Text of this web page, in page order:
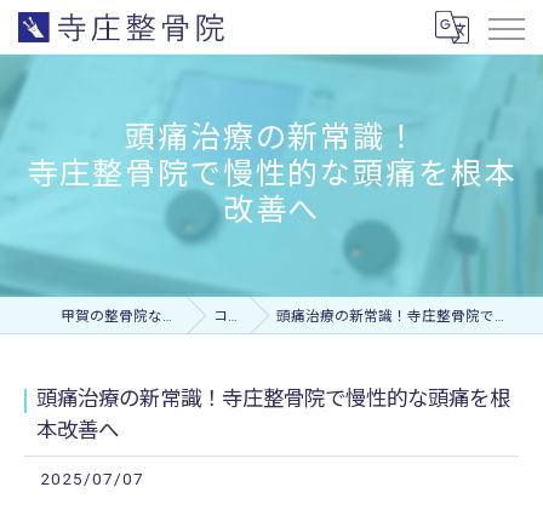
頭痛治療の新常識！
寺庄整骨院で慢性的な頭痛を根本
改善へ
甲賀の整骨院なら寺庄整骨院 コラム 頭痛治療の新常識！寺庄整骨院で慢性的な頭痛を根本改善へ
頭痛治療の新常識！寺庄整骨院で慢性的な頭痛を根
本改善へ
2025/07/07